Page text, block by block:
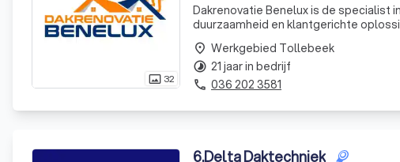
photo_size_select_actual 32
Dakrenovatie Benelux is de specialist
duurzaamheid en klantgerichte
place Werkgebied Tollebeek
timelapse 21 jaar in bedrijf
phone 036 202 3581
6.Delta Daktechniek